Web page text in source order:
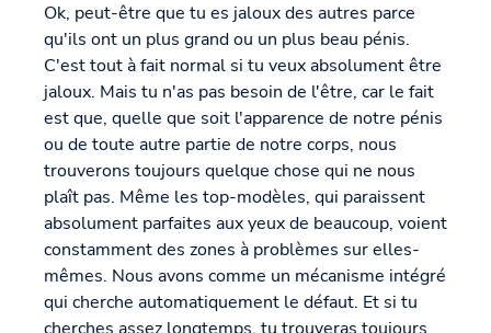
Ok, peut-être que tu es jaloux des autres parce
qu'ils ont un plus grand ou un plus beau pénis.
C'est tout à fait normal si tu veux absolument être
jaloux. Mais tu n'as pas besoin de l'être, car le fait
est que, quelle que soit l'apparence de notre pénis
ou de toute autre partie de notre corps, nous
trouverons toujours quelque chose qui ne nous
plaît pas. Même les top-modèles, qui paraissent
absolument parfaites aux yeux de beaucoup, voient
constamment des zones à problèmes sur elles-
mêmes. Nous avons comme un mécanisme intégré
qui cherche automatiquement le défaut. Et si tu